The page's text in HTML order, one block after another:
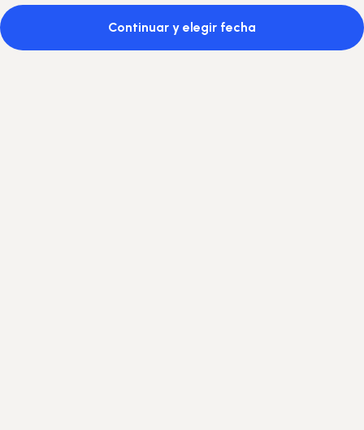
Continuar y elegir fecha